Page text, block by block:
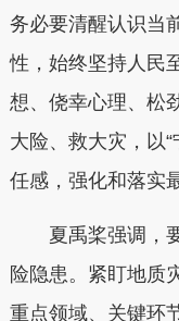
务必要清醒认识当
性，始终坚持人民
想、侥幸心理、松
大险、救大灾，以
任感，强化和落实
夏禹桨强调，
险隐患。紧盯地质
重点领域、关键环